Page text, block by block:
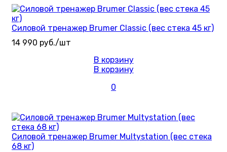
Силовой тренажер Brumer Classic (вес стека 45 кг)
14 990 руб./шт
В корзину
В корзину
0
Силовой тренажер Brumer Multystation (вес стека
68 кг)